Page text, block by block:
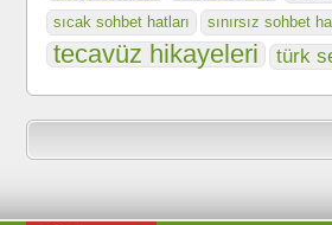
sıcak sohbet hatları sınırsız sohbet
tecavüz hikayeleri türk